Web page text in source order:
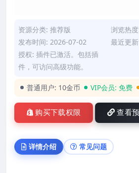
资源分类: 推荐版
浏览热
发布时间: 2026-07-02
最近更
授权: 插件已激活。包括插
件，可访问高级功能。
普通用户: 10金币 VIP会员: 免费
购买下载权限 查看
详情介绍 常见问题